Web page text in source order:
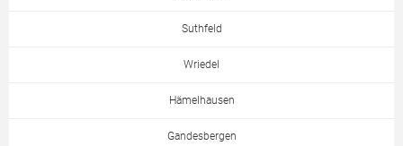
Suthfeld
Wriedel
Hämelhausen
Gandesbergen